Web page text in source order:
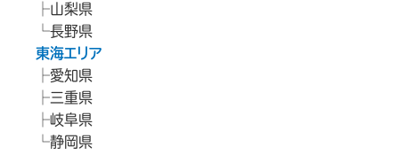
山梨県
長野県
東海エリア
愛知県
三重県
岐阜県
静岡県